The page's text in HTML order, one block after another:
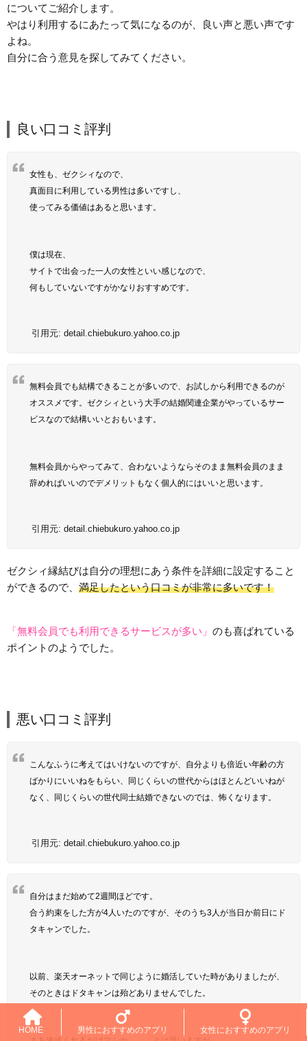
HOME 男性におすすめのアプリ 女性におすすめのアプリ
についてご紹介します。
やはり利用するにあたって気になるのが、良い声と悪い声です
よね。
自分に合う意見を探してみてください。
良い口コミ評判
女性も、ゼクシィなので、
真面目に利用している男性は多いですし、
使ってみる価値はあると思います。
僕は現在、
サイトで出会った一人の女性といい感じなので、
何もしていないですがかなりおすすめです。
引用元: detail.chiebukuro.yahoo.co.jp
無料会員でも結構できることが多いので、お試しから利用できるのが
オススメです。ゼクシィという大手の結婚関連企業がやっているサー
ビスなので結構いいとおもいます。
無料会員からやってみて、合わないようならそのまま無料会員のまま
辞めればいいのでデメリットもなく個人的にはいいと思います。
引用元: detail.chiebukuro.yahoo.co.jp
ゼクシィ縁結びは自分の理想にあう条件を詳細に設定すること
ができるので、 満足したという口コミが非常に多いです！
「無料会員でも利用できるサービスが多い」 のも喜ばれている
ポイントのようでした。
悪い口コミ評判
こんなふうに考えてはいけないのですが、自分よりも倍近い年齢の方
ばかりにいいねをもらい、同じくらいの世代からはほとんどいいねが
なく、同じくらいの世代同士結婚できないのでは、怖くなります。
引用元: detail.chiebukuro.yahoo.co.jp
自分はまだ始めて2週間ほどです。
合う約束をした方が4人いたのですが、そのうち3人が当日か前日にド
タキャンでした。
以前、楽天オーネットで同じように婚活していた時がありましたが、
そのときはドタキャンは殆どありませんでした。